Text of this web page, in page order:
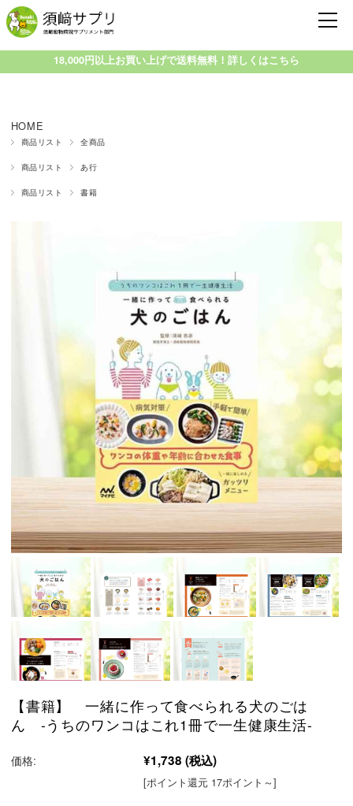
18,000円以上お買い上げで送料無料！詳しくはこちら
HOME
商品リスト 全商品
商品リスト あ行
商品リスト 書籍
【書籍】 一緒に作って食べられる犬のごは
ん -うちのワンコはこれ1冊で一生健康生活-
価格: ¥1,738 (税込)
[ポイント還元 17ポイント～]